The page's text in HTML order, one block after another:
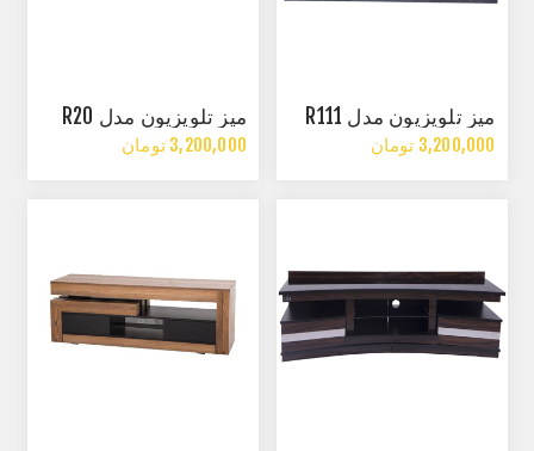
میز تلویزیون مدل R111
3,200,000 تومان
میز تلویزیون مدل R20
3,200,000 تومان